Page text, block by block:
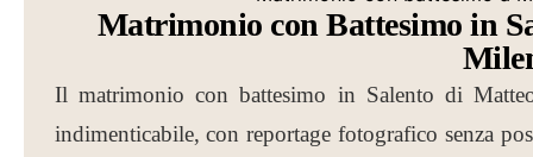
Matrimonio con Battesimo in
Il matrimonio con battesimo in Salento di
indimenticabile, con reportage fotografico senza